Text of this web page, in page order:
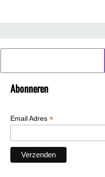
Abonneren
Email Adres *